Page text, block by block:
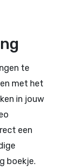
te
met het
in jouw
een
boekje.